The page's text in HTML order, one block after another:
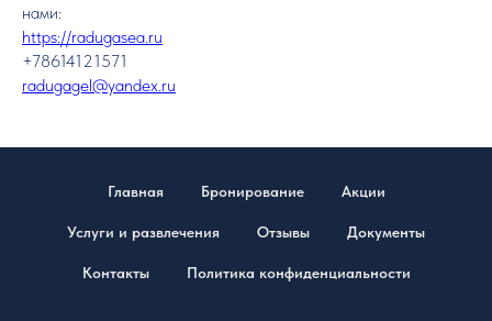
нами:
https://radugasea.ru
+78614121571
radugagel@yandex.ru
Главная Бронирование Акции
Услуги и развлечения Отзывы Документы
Контакты Политика конфиденциальности